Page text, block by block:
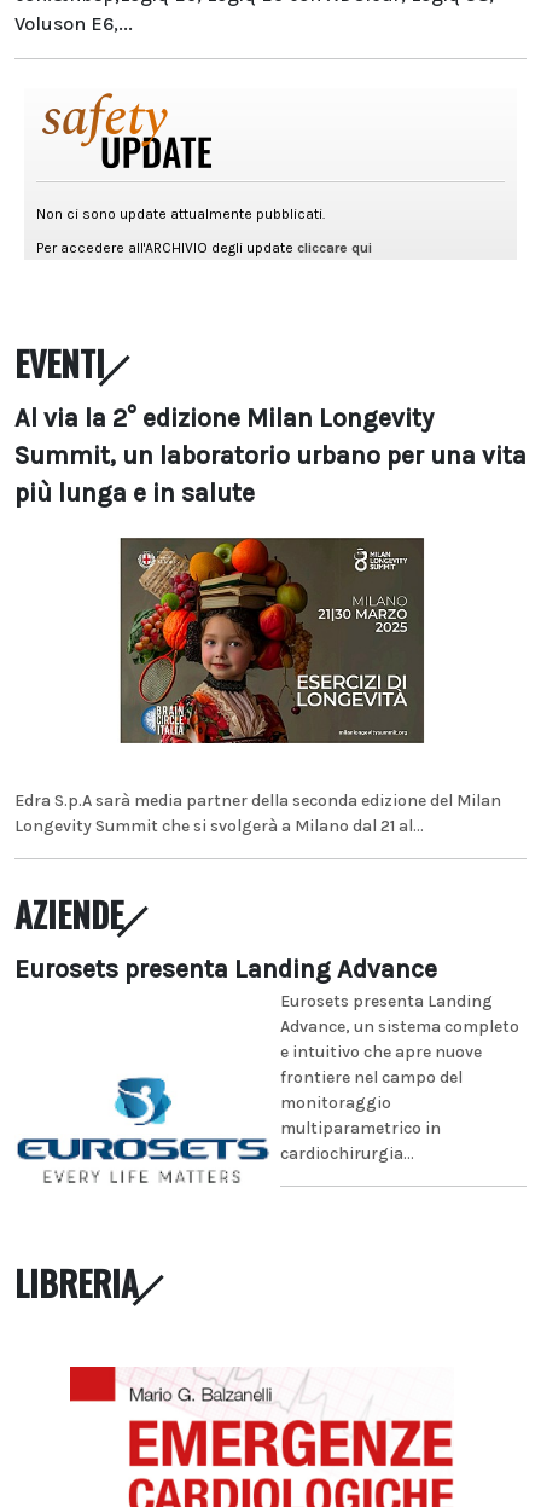
Voluson E6,...
EVENTI
Al via la 2° edizione Milan Longevity
Summit, un laboratorio urbano per una vita
più lunga e in salute
Edra S.p.A sarà media partner della seconda edizione del Milan
Longevity Summit che si svolgerà a Milano dal 21 al...
AZIENDE
Eurosets presenta Landing Advance
Eurosets presenta Landing
Advance, un sistema completo
e intuitivo che apre nuove
frontiere nel campo del
monitoraggio
multiparametrico in
cardiochirurgia...
LIBRERIA